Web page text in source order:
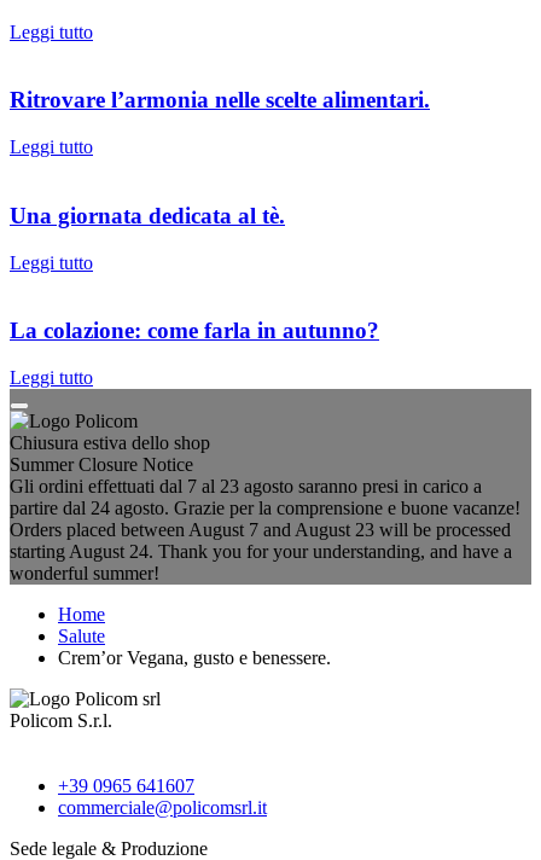
Leggi tutto
Ritrovare l’armonia nelle scelte alimentari.
Leggi tutto
Una giornata dedicata al tè.
Leggi tutto
La colazione: come farla in autunno?
Leggi tutto
Chiusura estiva dello shop
Summer Closure Notice
Gli ordini effettuati dal 7 al 23 agosto saranno presi in carico a
partire dal 24 agosto. Grazie per la comprensione e buone vacanze!
Orders placed between August 7 and August 23 will be processed
starting August 24. Thank you for your understanding, and have a
wonderful summer!
Home
Salute
Crem’or Vegana, gusto e benessere.
Policom S.r.l.
+39 0965 641607
commerciale@policomsrl.it
Sede legale & Produzione